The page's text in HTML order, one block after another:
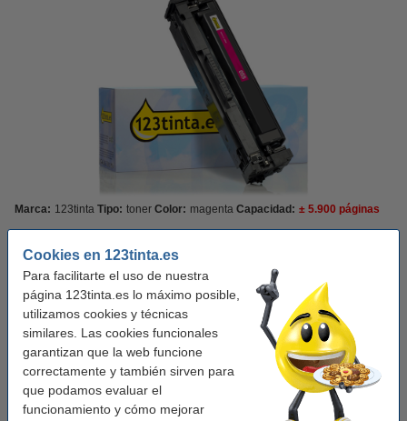
Cookies en 123tinta.es
Para facilitarte el uso de nuestra
página 123tinta.es lo máximo posible,
utilizamos cookies y técnicas
similares. Las cookies funcionales
garantizan que la web funcione
correctamente y también sirven para
que podamos evaluar el
funcionamiento y cómo mejorar
Marca: 123tinta Tipo: toner Color: magenta Capacidad: ± 5.900 páginas
Estándar XL
Color: magenta
amarillo cian magenta
negro (1x) y color (3x)